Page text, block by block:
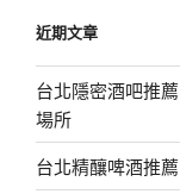
近期文章
台北隱密酒吧推
場所
台北精釀啤酒推